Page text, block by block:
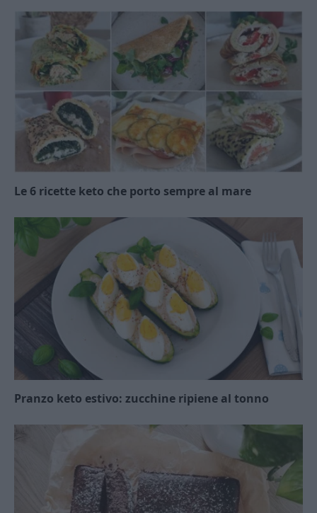
Le 6 ricette keto che porto sempre al mare
Pranzo keto estivo: zucchine ripiene al tonno